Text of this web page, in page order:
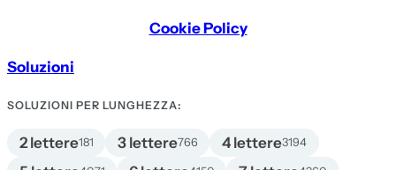
Cookie Policy
Soluzioni
SOLUZIONI PER LUNGHEZZA:
2 lettere181 3 lettere766 4 lettere3194